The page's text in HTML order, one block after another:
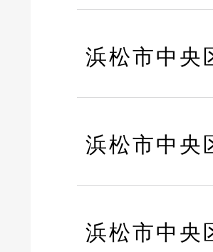
浜松市中央
浜松市中央
浜松市中央